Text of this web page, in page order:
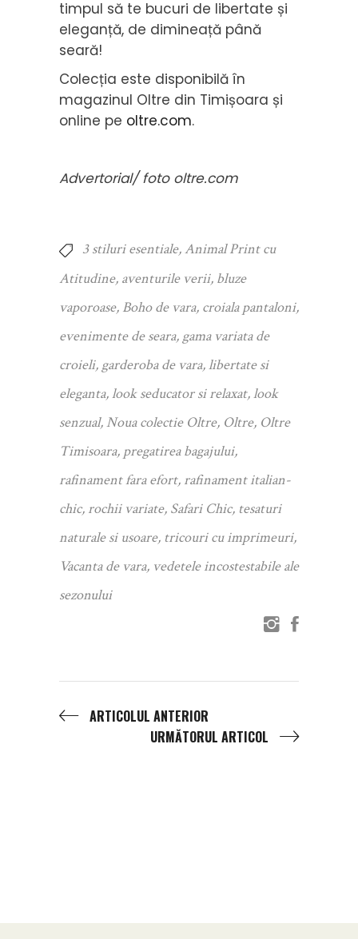
timpul să te bucuri de libertate și
eleganță, de dimineață până
seară!
Colecția este disponibilă în
magazinul Oltre din Timișoara și
online pe oltre.com.
Advertorial/ foto oltre.com
3 stiluri esentiale,Animal Print cu
Atitudine, aventurile verii, bluze
vaporoase, Boho de vara, croiala pantaloni,
evenimente de seara, gama variata de
croieli, garderoba de vara,libertate si
eleganta,look seducator si relaxat,look
senzual,Noua colectie Oltre, Oltre, Oltre
Timisoara, pregatirea bagajului,
rafinament fara efort, rafinament italian-
chic, rochii variate, Safari Chic, tesaturi
naturale si usoare, tricouri cu imprimeuri,
Vacanta de vara, vedetele incostestabile ale
sezonului
ARTICOLUL ANTERIOR
URMĂTORUL ARTICOL